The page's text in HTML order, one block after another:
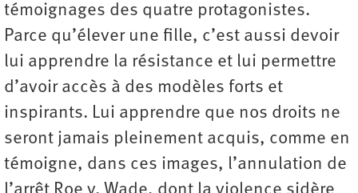
témoignages des quatre protagonistes.
Parce qu’élever une fille, c’est aussi devoir
lui apprendre la résistance et lui permettre
d’avoir accès à des modèles forts et
inspirants. Lui apprendre que nos droits ne
seront jamais pleinement acquis, comme en
témoigne, dans ces images, l’annulation de